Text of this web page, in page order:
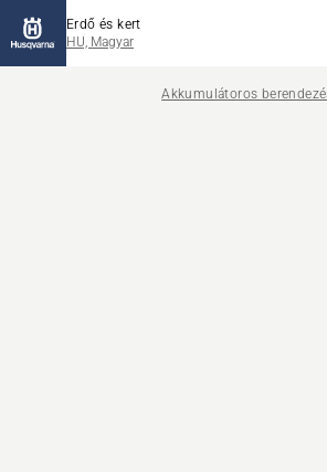
Erdő és kert
HU, Magyar
Akkumulátoros